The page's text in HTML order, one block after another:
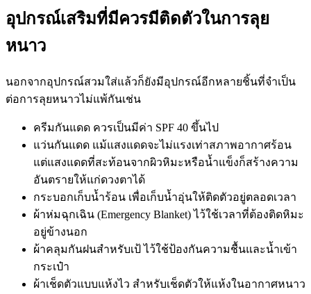
อุปกรณ์เสริมที่มีควรมีติดตัวในการลุย
หนาว
นอกจากอุปกรณ์สวมใส่แล้วก็ยังมีอุปกรณ์อีกหลายชิ้นที่จำเป็น
ต่อการลุยหนาวไม่แพ้กันเช่น
ครีมกันแดด ควรเป็นมีค่า SPF 40 ขึ้นไป
แว่นกันแดด แม้แสงแดดจะไม่แรงเท่าสภาพอากาศร้อน
แต่แสงแดดที่สะท้อนจากผิวหิมะหรือน้ำแข็งก็สร้างความ
อันตรายให้แก่ดวงตาได้
กระบอกเก็บน้ำร้อน เพื่อเก็บน้ำอุ่นให้ติดตัวอยู่ตลอดเวลา
ผ้าห่มฉุกเฉิน (Emergency Blanket) ไว้ใช้เวลาที่ต้องติดหิมะ
อยู่ข้างนอก
ผ้าคลุมกันฝนสำหรับเป้ ไว้ใช้ป้องกันความชื้นและน้ำเข้า
กระเป๋า
ผ้าเช็ดตัวแบบแห้งไว สำหรับเช็ดตัวให้แห้งในอากาศหนาว